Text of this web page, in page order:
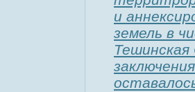
и
земель в